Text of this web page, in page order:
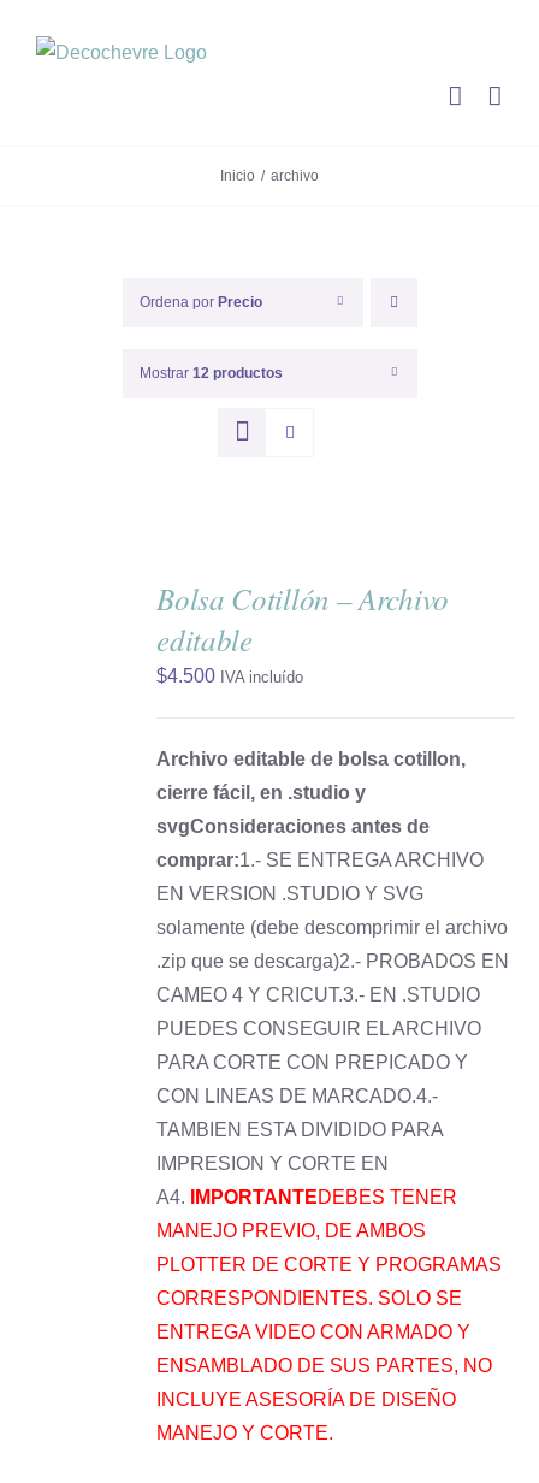
Inicio archivo
Ordena por Precio
Mostrar 12 productos
Bolsa Cotillón – Archivo
editable
$4.500 IVA incluído
Archivo editable de bolsa cotillon,
cierre fácil, en .studio y
svgConsideraciones antes de
comprar:1.- SE ENTREGA ARCHIVO
EN VERSION .STUDIO Y SVG
solamente (debe descomprimir el archivo
.zip que se descarga)2.- PROBADOS EN
CAMEO 4 Y CRICUT.3.- EN .STUDIO
PUEDES CONSEGUIR EL ARCHIVO
PARA CORTE CON PREPICADO Y
CON LINEAS DE MARCADO.4.-
TAMBIEN ESTA DIVIDIDO PARA
IMPRESION Y CORTE EN
A4.
IMPORTANTEDEBES TENER
MANEJO PREVIO, DE AMBOS
PLOTTER DE CORTE Y PROGRAMAS
CORRESPONDIENTES. SOLO SE
ENTREGA VIDEO CON ARMADO Y
ENSAMBLADO DE SUS PARTES, NO
INCLUYE ASESORÍA DE DISEÑO
MANEJO Y CORTE.